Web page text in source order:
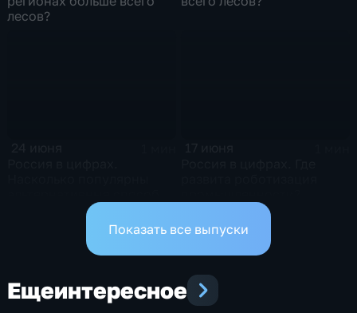
лесов?
Показать все выпуски
Ещеинтересное